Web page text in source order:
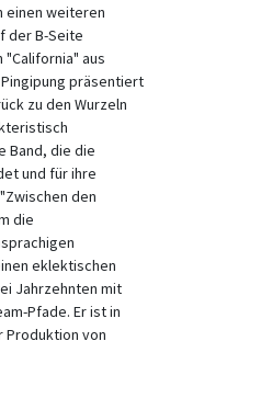
einen weiteren
der B-Seite
aus
präsentiert
zu den Wurzeln
Band, die die
und für ihre
den
die
eklektischen
Jahrzehnten mit
Pfade. Er ist in
Produktion von